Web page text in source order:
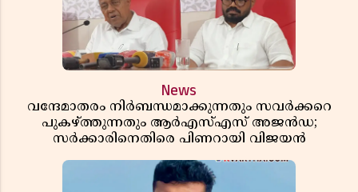
News
വന്ദേമാതരം നിർബന്ധമാക്കുന്നതും സവർക്കറെ
പുകഴ്ത്തുന്നതും ആർഎസ്എസ് അജൻഡ;
സർക്കാരിനെതിരെ പിണറായി വിജയൻ